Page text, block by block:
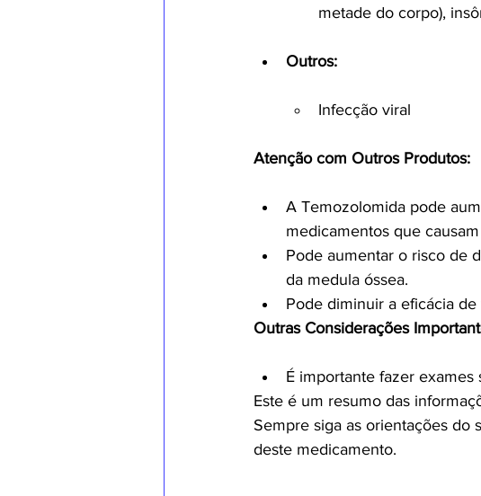
metade do corpo),
Outros:
Infecção viral
Atenção com Outros Produtos:
A Temozolomida pode
medicamentos que
Pode aumentar o risco de
da medula óssea.
Pode diminuir a eficácia
Outras Considerações
É importante fazer
Este é um resumo das
Sempre siga as orientações do
deste medicamento.